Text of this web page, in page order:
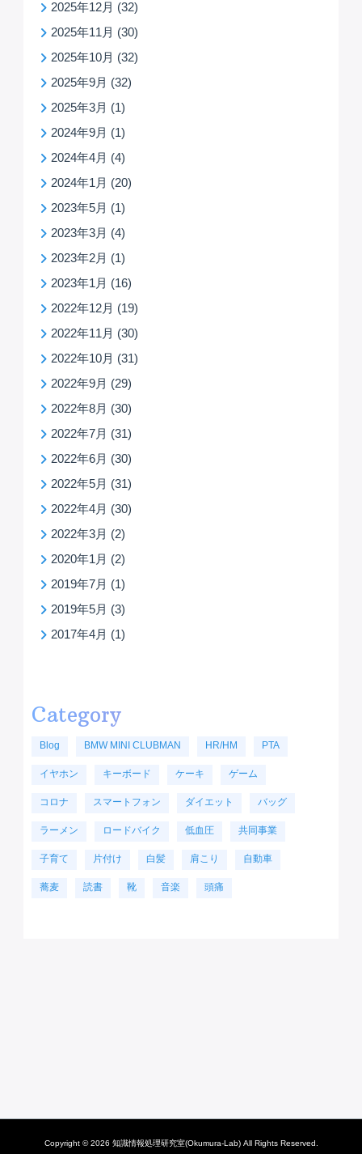
2025年12月 (32)
2025年11月 (30)
2025年10月 (32)
2025年9月 (32)
2025年3月 (1)
2024年9月 (1)
2024年4月 (4)
2024年1月 (20)
2023年5月 (1)
2023年3月 (4)
2023年2月 (1)
2023年1月 (16)
2022年12月 (19)
2022年11月 (30)
2022年10月 (31)
2022年9月 (29)
2022年8月 (30)
2022年7月 (31)
2022年6月 (30)
2022年5月 (31)
2022年4月 (30)
2022年3月 (2)
2020年1月 (2)
2019年7月 (1)
2019年5月 (3)
2017年4月 (1)
Category
Blog BMW MINI CLUBMAN HR/HM PTA
イヤホン キーボード ケーキ ゲーム
コロナ スマートフォン ダイエット バッグ
ラーメン ロードバイク 低血圧 共同事業
子育て 片付け 白髪 肩こり 自動車
蕎麦 読書 靴 音楽 頭痛
Copyright © 2026 知識情報処理研究室(Okumura-Lab) All Rights Reserved.